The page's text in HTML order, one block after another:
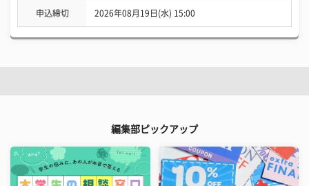
申込締切 2026年08月19日(水) 15:00
編集部ピックアップ